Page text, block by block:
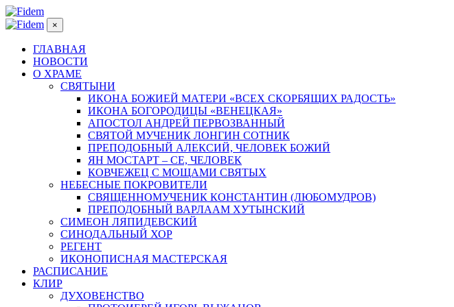
×
ГЛАВНАЯ
НОВОСТИ
О ХРАМЕ
СВЯТЫНИ
ИКОНА БОЖИЕЙ МАТЕРИ «ВСЕХ СКОРБЯЩИХ РАДОСТЬ»
ИКОНА БОГОРОДИЦЫ «ВЕНЕЦКАЯ»
АПОСТОЛ АНДРЕЙ ПЕРВОЗВАННЫЙ
СВЯТОЙ МУЧЕНИК ЛОНГИН СОТНИК
ПРЕПОДОБНЫЙ АЛЕКСИЙ, ЧЕЛОВЕК БОЖИЙ
ЯН МОСТАРТ – СЕ, ЧЕЛОВЕК
КОВЧЕЖЕЦ С МОЩАМИ СВЯТЫХ
НЕБЕСНЫЕ ПОКРОВИТЕЛИ
СВЯЩЕННОМУЧЕНИК КОНСТАНТИН (ЛЮБОМУДРОВ)
ПРЕПОДОБНЫЙ ВАРЛААМ ХУТЫНСКИЙ
СИМЕОН ЛЯПИДЕВСКИЙ
СИНОДАЛЬНЫЙ ХОР
РЕГЕНТ
ИКОНОПИСНАЯ МАСТЕРСКАЯ
РАСПИСАНИЕ
КЛИР
ДУХОВЕНСТВО